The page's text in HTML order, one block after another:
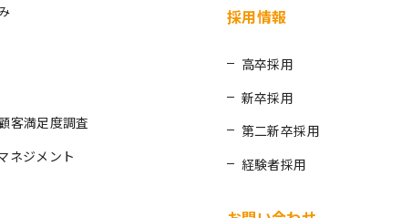
客満足度調査
ネジメント
採用情報
高卒採用
新卒採用
第二新卒採用
経験者採用